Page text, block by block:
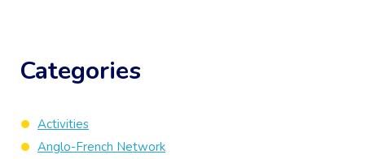
Categories
Activities
Anglo-French Network